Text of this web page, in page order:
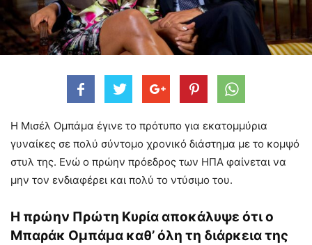
Η Μισέλ Ομπάμα έγινε το πρότυπο για εκατομμύρια
γυναίκες σε πολύ σύντομο χρονικό διάστημα με το κομψό
στυλ της. Ενώ ο πρώην πρόεδρος των ΗΠΑ φαίνεται να
μην τον ενδιαφέρει και πολύ το ντύσιμο του.
Η πρώην Πρώτη Κυρία αποκάλυψε ότι ο
Μπαράκ Ομπάμα καθ’ όλη τη διάρκεια της